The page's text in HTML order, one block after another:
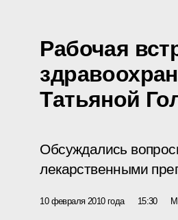
Рабочая
Татьяной
Обсуждались
лекарственными
10 февраля 2010 года 15:30